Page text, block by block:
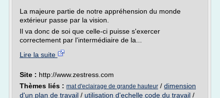
La majeure partie de notre appréhension du monde
extérieur passe par la vision.
Il va donc de soi que celle-ci puisse s'exercer
correctement par l'intermédiaire de la...
Lire la suite
Site : http://www.zestress.com
Thèmes liés : mat d'eclairage de grande hauteur / dimension
d'un plan de travail / utilisation d'echelle code du travail /